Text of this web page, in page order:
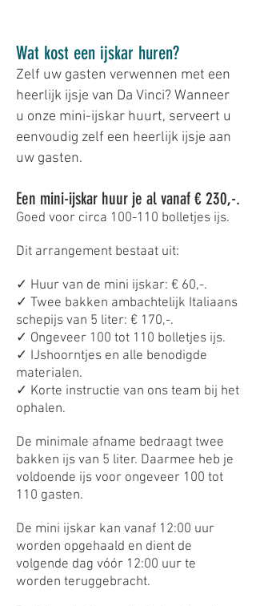
Wat kost een ijskar huren?
Zelf uw gasten verwennen met een
heerlijk ijsje van Da Vinci? Wanneer
u onze mini-ijskar huurt, serveert u
eenvoudig zelf een heerlijk ijsje aan
uw gasten.
Een mini-ijskar huur je al vanaf € 230,-.
Goed voor circa 100-110 bolletjes ijs.
Dit arrangement bestaat uit:
✓ Huur van de mini ijskar: € 60,-.
✓ Twee bakken ambachtelijk Italiaans
schepijs van 5 liter: € 170,-.
✓ Ongeveer 100 tot 110 bolletjes ijs.
✓ IJshoorntjes en alle benodigde
materialen.
✓ Korte instructie van ons team bij het
ophalen.
De minimale afname bedraagt twee
bakken ijs van 5 liter. Daarmee heb je
voldoende ijs voor ongeveer 100 tot
110 gasten.
De mini ijskar kan vanaf 12:00 uur
worden opgehaald en dient de
volgende dag vóór 12:00 uur te
worden teruggebracht.